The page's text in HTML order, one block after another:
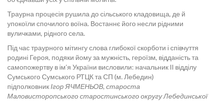
Траурна процесія рушила до сільського кладовища, де й
упокоїли спочилого воїна. Востаннє його несли рідними
вуличками, рідного села.
Під час траурного мітингу слова глибокої скорботи і співчуття
родині Героя, подяки йому за мужність, героїзм, відданість та
самопожертву в ім’я України висловили: начальник ІІ відділу
Сумського Сумського РТЦК та СП (м. Лебедин)
підполковникІгор ЯЧМЕНЬОВ, староста
Маловисторопського старостинського округу Лебединської